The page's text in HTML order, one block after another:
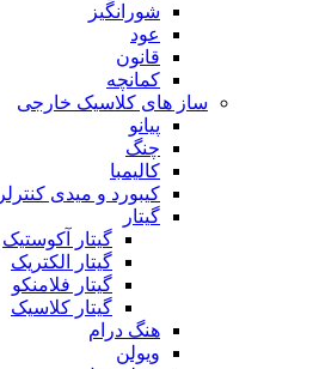
شورانگیز
عود
قانون
کمانچه
ساز های کلاسیک خارجی
پیانو
چنگ
کالیمبا
کیبورد و میدی کنترلر
گیتار
گیتار آکوستیک
گیتار الکتریک
گیتار فلامنکو
گیتار کلاسیک
هنگ درام
ویولن